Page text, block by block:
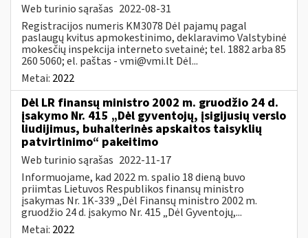
Web turinio sąrašas 2022-08-31
Registracijos numeris KM3078 Dėl pajamų pagal
paslaugų kvitus apmokestinimo, deklaravimo Valstybinė
mokesčių inspekcija interneto svetainė; tel. 1882 arba 85
260 5060; el. paštas -vmi@vmi.ltDėl...
Metai: 2022
Dėl LR finansų ministro 2002 m. gruodžio 24 d.
įsakymo Nr. 415 „Dėl gyventojų, įsigijusių verslo
liudijimus, buhalterinės apskaitos taisyklių
patvirtinimo“ pakeitimo
Web turinio sąrašas 2022-11-17
Informuojame, kad 2022 m. spalio 18 dieną buvo
priimtas Lietuvos Respublikos finansų ministro
įsakymas Nr. 1K-339 „Dėl Finansų ministro 2002 m.
gruodžio 24 d. įsakymo Nr. 415 „Dėl Gyventojų,...
Metai: 2022